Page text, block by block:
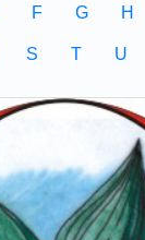
F G H
S T U